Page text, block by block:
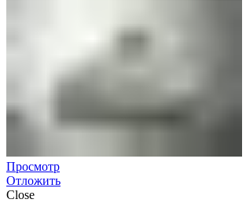
Просмотр
Отложить
Close